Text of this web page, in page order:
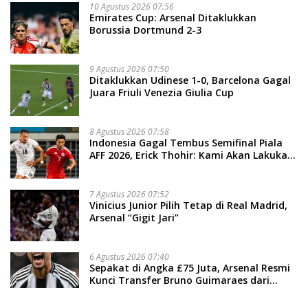
10 Agustus 2026 07:56
Emirates Cup: Arsenal Ditaklukkan
Borussia Dortmund 2-3
9 Agustus 2026 07:50
Ditaklukkan Udinese 1-0, Barcelona Gagal
Juara Friuli Venezia Giulia Cup
8 Agustus 2026 07:58
Indonesia Gagal Tembus Semifinal Piala
AFF 2026, Erick Thohir: Kami Akan Lakukan
7 Agustus 2026 07:52
Vinicius Junior Pilih Tetap di Real Madrid,
Arsenal “Gigit Jari”
6 Agustus 2026 07:40
Sepakat di Angka £75 Juta, Arsenal Resmi
Kunci Transfer Bruno Guimaraes dari